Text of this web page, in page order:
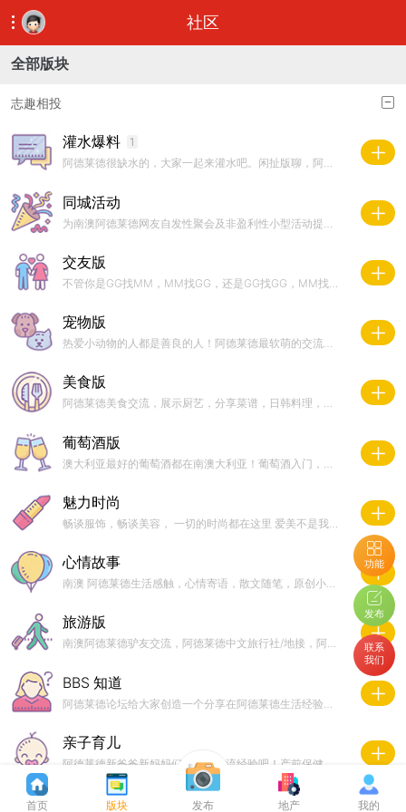
社区
功能
发布
联系
我们
全部版块
志趣相投
灌水爆料
1
阿德莱德很缺水的，大家一起来灌水吧。闲扯版聊，阿村八卦，吐槽爆料，紧急求助，各种不知道往哪儿发的话题都发到灌水区吧！未经准许，禁止在头像，ID和签名中包含任何商业信息，违者禁言！屡教不改者封号！
同城活动
交友版
宠物版
热爱小动物的人都是善良的人！阿德莱德最软萌的交流版！猫猫，狗狗，兔子，豚鼠，鸡鸭鹅，鹦鹉，乌龟，蜥蜴，热带鱼，铲屎官经验交流，宠物领养配种，宠物交易，宠物寄养，宠物美容，爱宠生活萌照。
美食版
阿德莱德美食交流，展示厨艺，分享菜谱，日韩料理，中餐，西餐，甜点，快餐，私房菜都在这里。充分体现中国人的自带天赋技能！
葡萄酒版
魅力时尚
心情故事
南澳 阿德莱德生活感触，心情寄语，散文随笔，原创小说，都可以在这里尽情挥洒。
旅游版
南澳阿德莱德驴友交流，阿德莱德中文旅行社/地接，阿德周边旅游资源，游记攻略分享，组团/自驾游，特价机票等。
BBS 知道
亲子育儿
首页 版块 发布 地产 我的